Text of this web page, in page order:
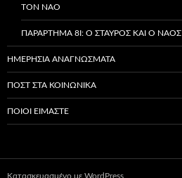
ΤΟΝ ΝΑΌ
ΠΑΡΆΡΤΗΜΑ 8I: Ο ΣΤΑΥΡΌΣ ΚΑΙ Ο ΝΑΌΣ
ΗΜΕΡΉΣΙΑ ΑΝΑΓΝΏΣΜΑΤΑ
ΠΟΣΤ ΣΤΑ ΚΟΙΝΩΝΙΚΆ
ΠΟΙΟΙ ΕΊΜΑΣΤΕ
Κατασκευασμένο με WordPress